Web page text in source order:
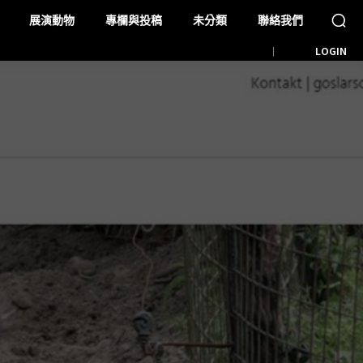
展演動物 專欄與投稿 未分類 聯絡我們
LOGIN